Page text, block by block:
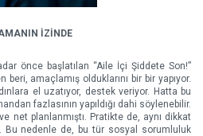
İZİNDE
önce başlatılan “Aile İçi Şiddete Son!”
amaçlamış olduklarını bir bir yapıyor.
el uzatıyor, destek veriyor. Hatta bu
fazlasının yapıldığı dahi söylenebilir.
net planlanmıştı. Pratikte de, aynı dikkat
nedenle de, bu tür sosyal sorumluluk